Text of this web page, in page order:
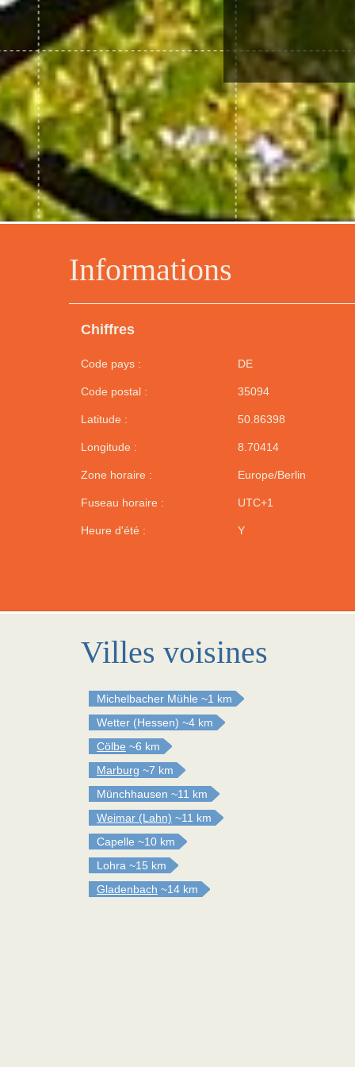
Informations
Chiffres
Code pays : DE
Code postal : 35094
Latitude : 50.86398
Longitude : 8.70414
Zone horaire : Europe/Berlin
Fuseau horaire : UTC+1
Heure d'été : Y
Villes voisines
Michelbacher Mühle ~1 km
Wetter (Hessen) ~4 km
Cölbe ~6 km
Marburg ~7 km
Münchhausen ~11 km
Weimar (Lahn) ~11 km
Capelle ~10 km
Lohra ~15 km
Gladenbach ~14 km